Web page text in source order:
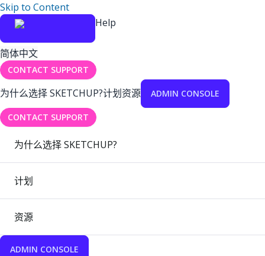
Skip to Content
Help
简体中文
CONTACT SUPPORT
为什么选择 SKETCHUP?计划资源 ADMIN CONSOLE
CONTACT SUPPORT
为什么选择 SKETCHUP?
计划
资源
ADMIN CONSOLE